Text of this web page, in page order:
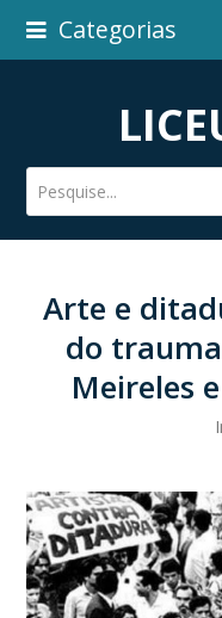
Categorias
Pesquise...
Arte e
do
Meireles